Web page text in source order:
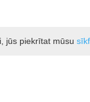
jūs piekrītat mūsu